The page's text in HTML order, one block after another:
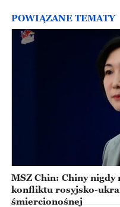
POWIĄZANE TEMATY
MSZ Chin: Chiny nigdy
konfliktu rosyjsko-
śmiercionośnej